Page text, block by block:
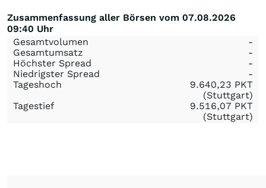
Zusammenfassung aller Börsen vom 07.08.2026
09:40 Uhr
Gesamtvolumen
-
Gesamtumsatz
-
Höchster Spread
-
Niedrigster Spread
-
Tageshoch
9.640,23 PKT
(Stuttgart)
Tagestief
9.516,07 PKT
(Stuttgart)